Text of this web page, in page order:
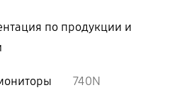
по продукции и
740N